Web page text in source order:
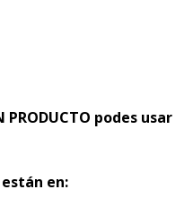
PRODUCTO podes usar
en: